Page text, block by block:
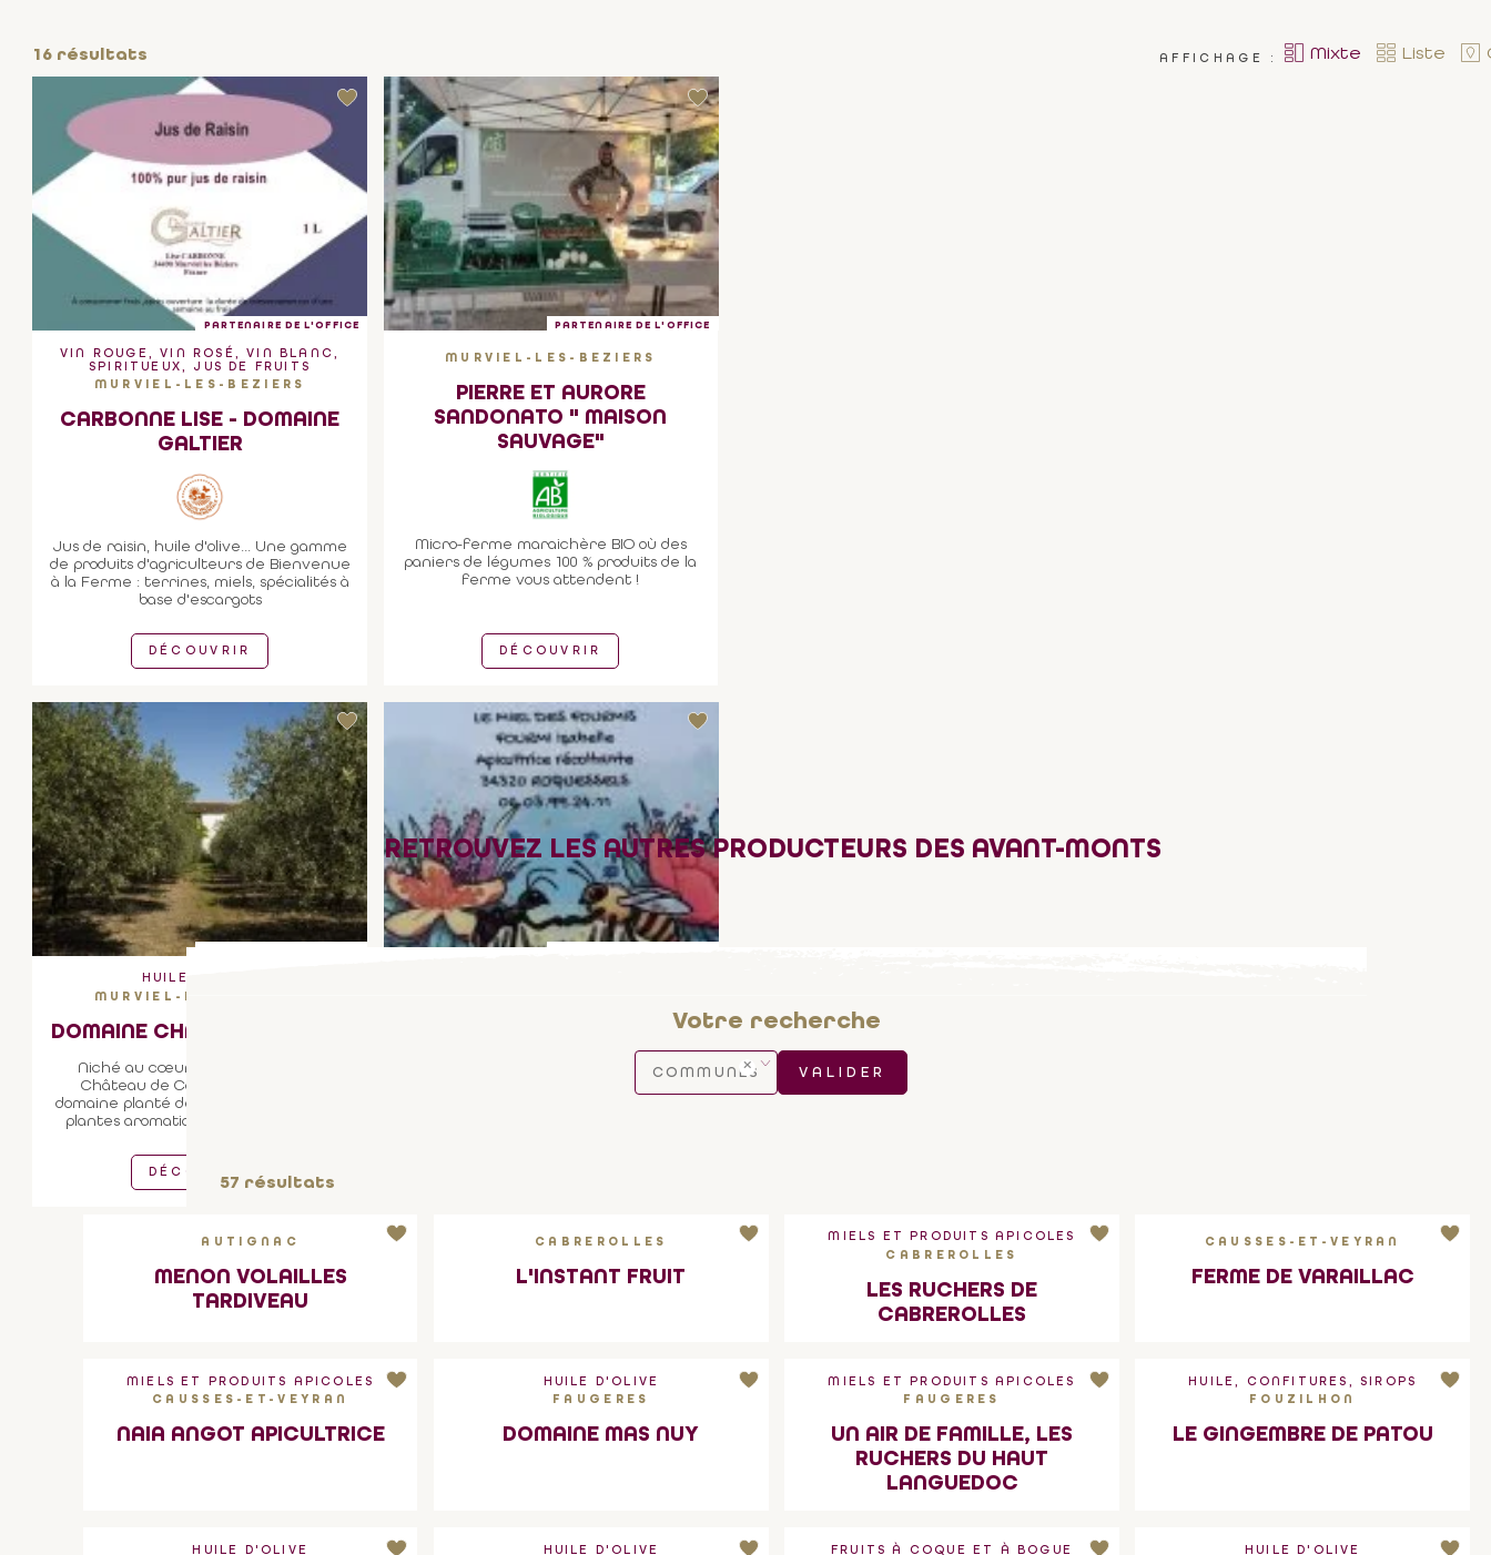
16 résultats AFFICHAGE : Mixte Liste
PARTENAIRE DE L'OFFICE
VIN ROUGE, VIN ROSÉ, VIN BLANC,
SPIRITUEUX, JUS DE FRUITS
MURVIEL-LES-BEZIERS
CARBONNE LISE - DOMAINE
GALTIER
Jus de raisin, huile d'olive... Une gamme
de produits d'agriculteurs de Bienvenue
à la Ferme : terrines, miels, spécialités à
base d'escargots
DÉCOUVRIR
PARTENAIRE DE L'OFFICE
MURVIEL-LES-BEZIERS
PIERRE ET AURORE
SANDONATO " MAISON
SAUVAGE"
Micro-ferme maraichère BIO où des
paniers de légumes 100 % produits de la
ferme vous attendent !
DÉCOUVRIR
HUILE D'OLIVE
MURVIEL-LES-BEZIERS
DOMAINE CHATEAU COUJAN
Niché au cœur de la garrigue, le
Château de Coujan est un beau
domaine planté de vignes, d'oliviers, de
plantes aromatiques et médicinales.
DÉCOUVRIR
RETROUVEZ LES AUTRES PRODUCTEURS DES AVANT-MONTS
Votre recherche
COMMUNES VALIDER
57 résultats
AUTIGNAC
MENON VOLAILLES
TARDIVEAU
CABREROLLES
L'INSTANT FRUIT
MIELS ET PRODUITS APICOLES
CABREROLLES
LES RUCHERS DE
CABREROLLES
CAUSSES-ET-VEYRAN
FERME DE VARAILLAC
MIELS ET PRODUITS APICOLES
CAUSSES-ET-VEYRAN
NAIA ANGOT APICULTRICE
HUILE D'OLIVE
FAUGERES
DOMAINE MAS NUY
MIELS ET PRODUITS APICOLES
FAUGERES
UN AIR DE FAMILLE, LES
RUCHERS DU HAUT
LANGUEDOC
HUILE, CONFITURES, SIROPS
FOUZILHON
LE GINGEMBRE DE PATOU
HUILE D'OLIVE HUILE D'OLIVE FRUITS À COQUE ET À BOGUE HUILE D'OLIVE